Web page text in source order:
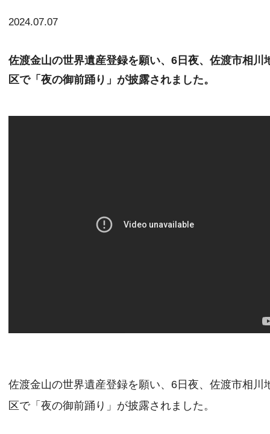
2024.07.07
佐渡金山の世界遺産登録を願い、6日夜、佐渡市相川
区で「夜の御前踊り」が披露されました。
佐渡金山の世界遺産登録を願い、6日夜、佐渡市相川
区で「夜の御前踊り」が披露されました。